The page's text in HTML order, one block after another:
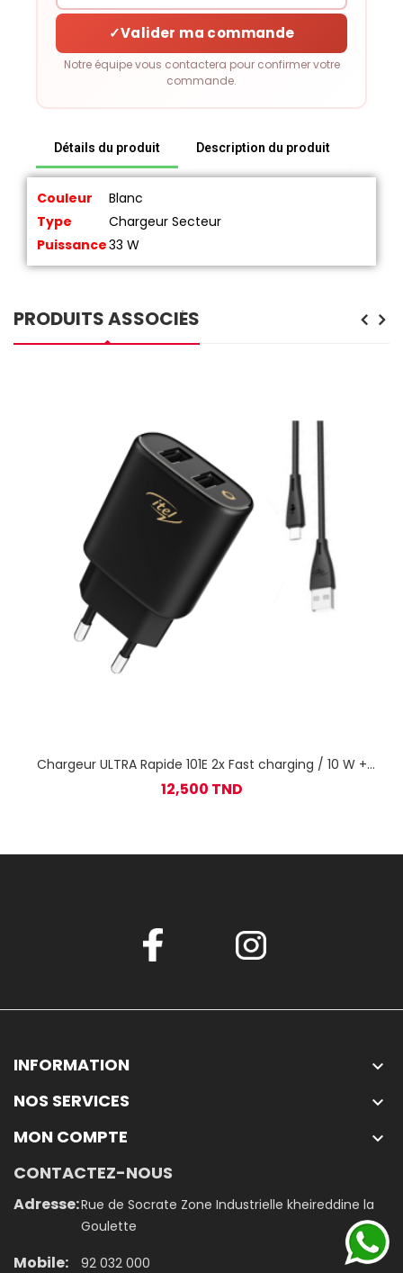
✓Valider ma commande
Notre équipe vous contactera pour confirmer votre
commande.
Détails du produit Description du produit
Couleur
Blanc
Type
Chargeur Secteur
Puissance33 W
PRODUITS ASSOCIÉS
Chargeur ULTRA Rapide 101E 2x Fast charging / 10 W +
CABLE TYPE C
12,500 TND
INFORMATION 
NOS SERVICES 
MON COMPTE 
CONTACTEZ-NOUS
Adresse:Rue de Socrate Zone Industrielle kheireddine la
Goulette
Mobile: 92 032 000